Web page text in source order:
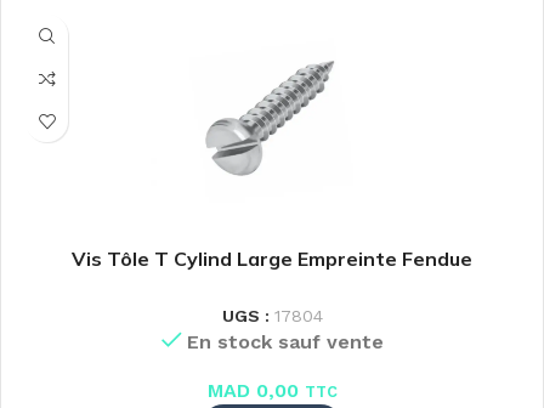
Vis Tôle T Cylind Large Empreinte Fendue
UGS : 17804
En stock sauf vente
MAD0,00 TTC